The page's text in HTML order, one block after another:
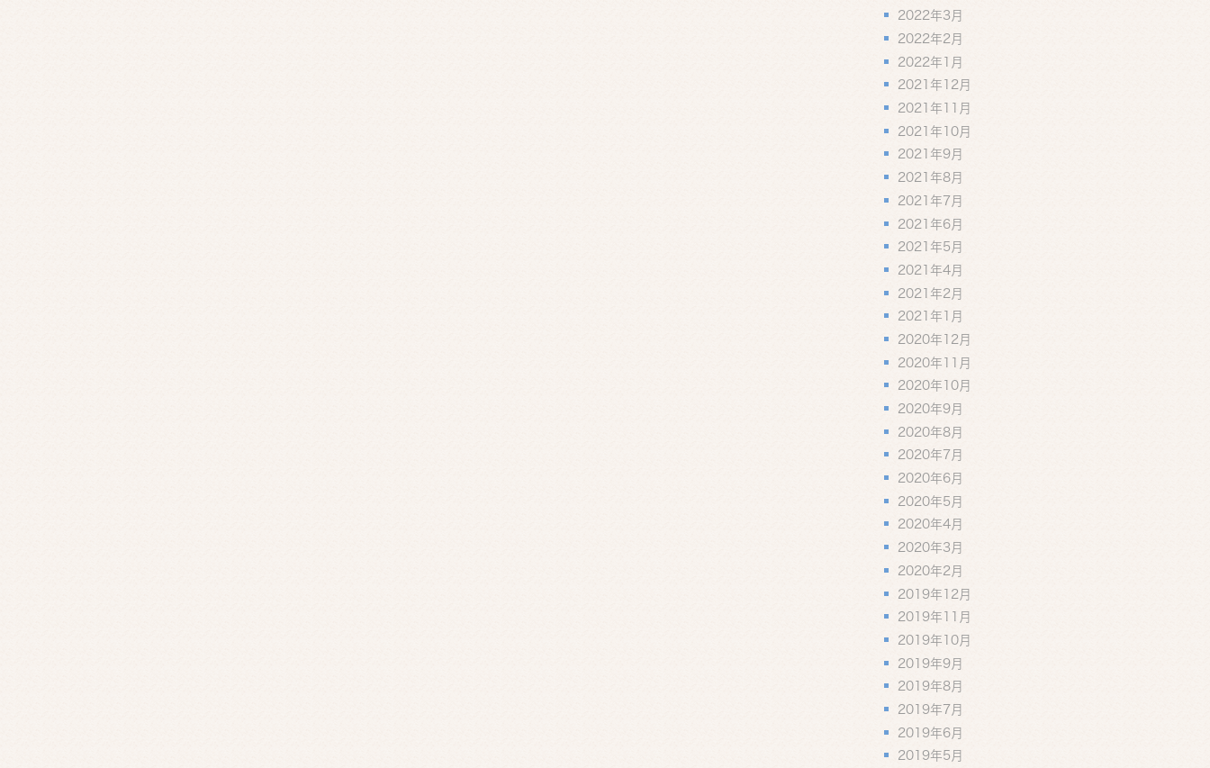
2022年3月
2022年2月
2022年1月
2021年12月
2021年11月
2021年10月
2021年9月
2021年8月
2021年7月
2021年6月
2021年5月
2021年4月
2021年2月
2021年1月
2020年12月
2020年11月
2020年10月
2020年9月
2020年8月
2020年7月
2020年6月
2020年5月
2020年4月
2020年3月
2020年2月
2019年12月
2019年11月
2019年10月
2019年9月
2019年8月
2019年7月
2019年6月
2019年5月